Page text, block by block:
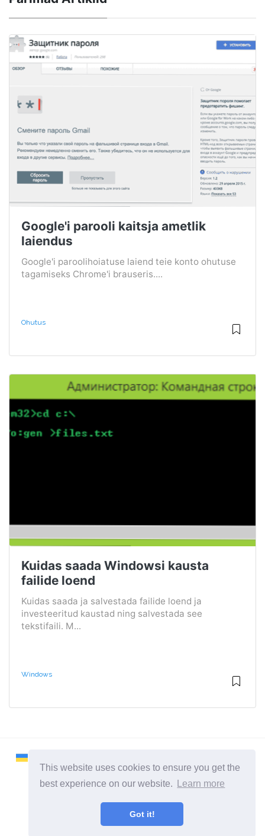
This website uses cookies to ensure you get the
best experience on our website.
Learn more
Got it!
Google'i parooli kaitsja ametlik
laiendus
Google'i paroolihoiatuse laiend teie konto ohutuse
tagamiseks Chrome'i brauseris....
Ohutus
Kuidas saada Windowsi kausta
failide loend
Kuidas saada ja salvestada failide loend ja
investeeritud kaustad ning salvestada see
tekstifaili. M...
Windows
2026 ©Remontcompa
Kõik kategooriad